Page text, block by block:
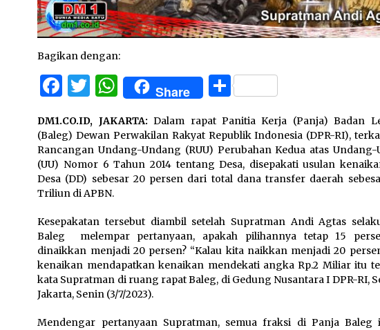
Bagikan dengan:
Facebook
Twitter
WhatsApp
Share Share
DM1.CO.ID, JAKARTA: Dalam rapat Panitia Kerja (Panja) Badan
(Baleg) Dewan Perwakilan Rakyat Republik Indonesia (DPR-RI),
Rancangan Undang-Undang (RUU) Perubahan Kedua atas Undang-
(UU) Nomor 6 Tahun 2014 tentang Desa, disepakati usulan
Desa (DD) sebesar 20 persen dari total dana transfer daerah
Triliun di APBN.
Kesepakatan tersebut diambil setelah Supratman Andi Agtas
Baleg melempar pertanyaan, apakah pilihannya tetap 15
dinaikkan menjadi 20 persen? “Kalau kita naikkan menjadi 20
kenaikan mendapatkan kenaikan mendekati angka Rp.2 Miliar itu
kata Supratman di ruang rapat Baleg, di Gedung Nusantara I DPR-RI,
Jakarta, Senin (3/7/2023).
Mendengar pertanyaan Supratman, semua fraksi di Panja Baleg